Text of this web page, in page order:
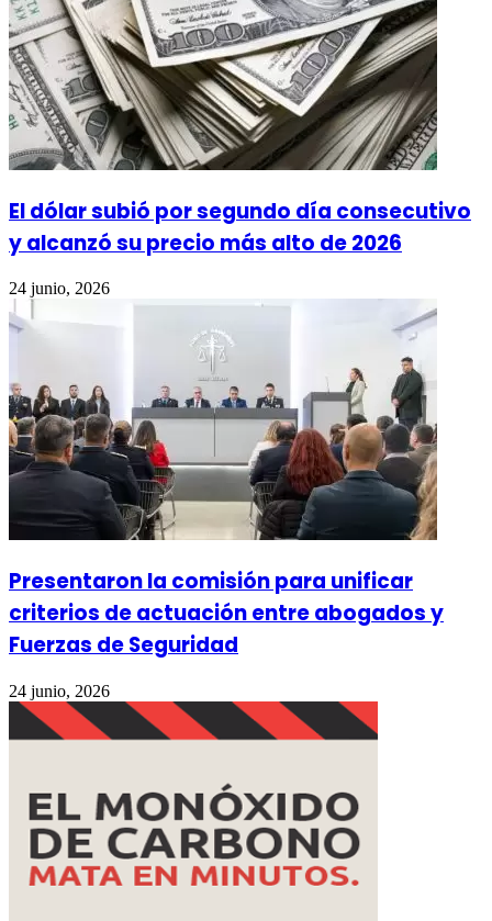
El dólar subió por segundo día consecutivo
y alcanzó su precio más alto de 2026
24 junio, 2026
Presentaron la comisión para unificar
criterios de actuación entre abogados y
Fuerzas de Seguridad
24 junio, 2026